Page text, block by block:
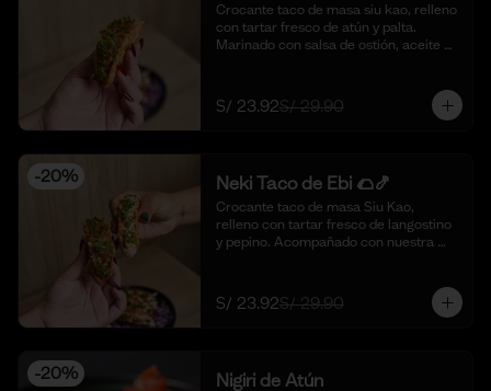
Crocante taco de masa siu kao, relleno
con tartar fresco de atún y palta.
Marinado con salsa de ostión, aceite de
S/ 23.92S/ 29.90
-20% Neki Taco de Ebi 🌮🍤
Crocante taco de masa Siu Kao,
relleno con tartar fresco de langostino
y pepino. Acompañado con nuestra
S/ 23.92S/ 29.90
-20% Nigiri de Atún